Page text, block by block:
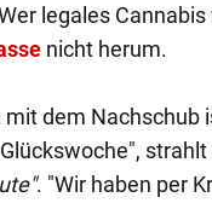
legales
nicht herum.
dem Nachschub
. "Wir haben per